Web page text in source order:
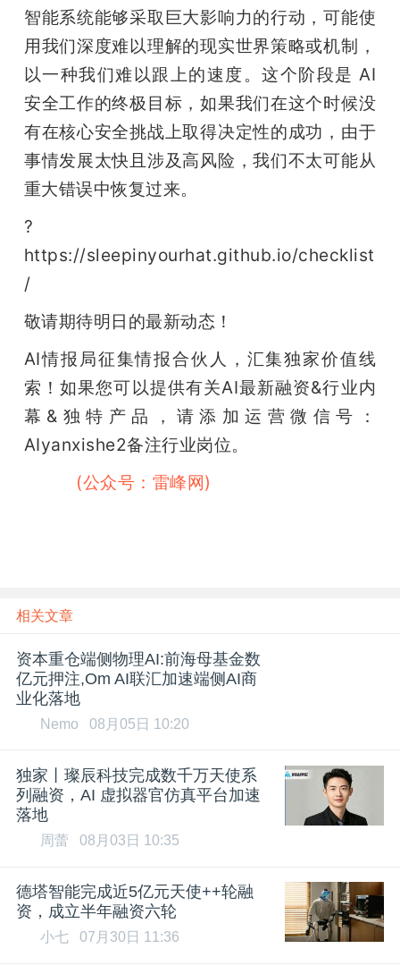
智能系统能够采取巨大影响力的行动，可能使
用我们深度难以理解的现实世界策略或机制，
以一种我们难以跟上的速度。这个阶段是 AI
安全工作的终极目标，如果我们在这个时候没
有在核心安全挑战上取得决定性的成功，由于
事情发展太快且涉及高风险，我们不太可能从
重大错误中恢复过来。
?
https://sleepinyourhat.github.io/checklist
/
敬请期待明日的最新动态！
AI情报局征集情报合伙人，汇集独家价值线
索！如果您可以提供有关AI最新融资&行业内
幕&独特产品，请添加运营微信号：
AIyanxishe2备注行业岗位。
(公众号：雷峰网)
相关文章
资本重仓端侧物理AI:前海母基金数
亿元押注,Om AI联汇加速端侧AI商
业化落地
Nemo 08月05日 10:20
独家丨璨辰科技完成数千万天使系
列融资，AI 虚拟器官仿真平台加速
落地
周蕾 08月03日 10:35
德塔智能完成近5亿元天使++轮融
资，成立半年融资六轮
小七 07月30日 11:36